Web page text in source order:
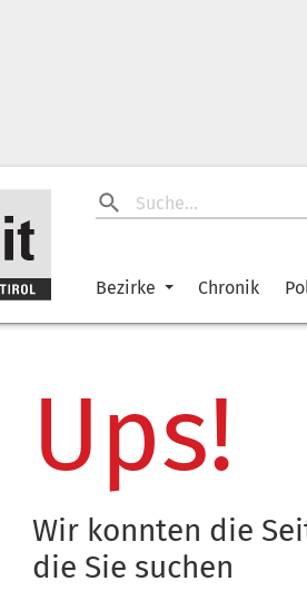
Bezirke Chronik
Ups!
Wir konnten die
die Sie suchen